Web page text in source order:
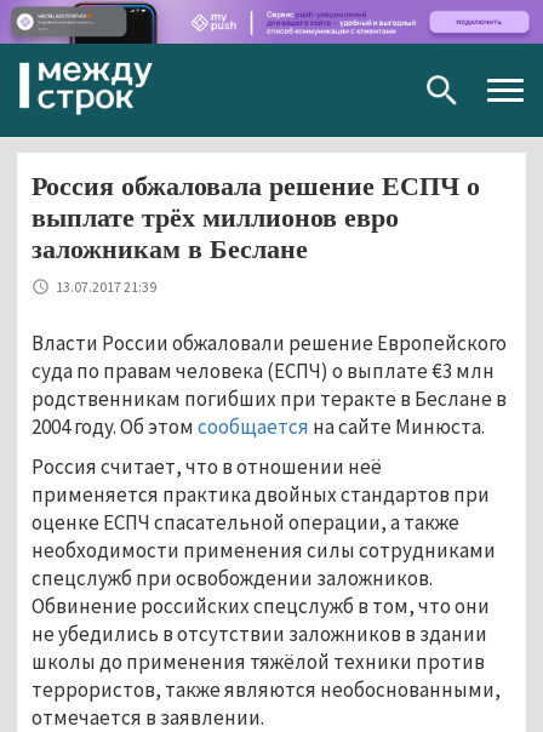
Россия обжаловала решение ЕСПЧ о
выплате трёх миллионов евро
заложникам в Беслане
13.07.2017 21:39
Власти России обжаловали решение Европейского
суда по правам человека (ЕСПЧ) о выплате €3 млн
родственникам погибших при теракте в Беслане в
2004 году. Об этомсообщается на сайте Минюста.
Россия считает, что в отношении неё
применяется практика двойных стандартов при
оценке ЕСПЧ спасательной операции, а также
необходимости применения силы сотрудниками
спецслужб при освобождении заложников.
Обвинение российских спецслужб в том, что они
не убедились в отсутствии заложников в здании
школы до применения тяжёлой техники против
террористов, также являются необоснованными,
отмечается в заявлении.